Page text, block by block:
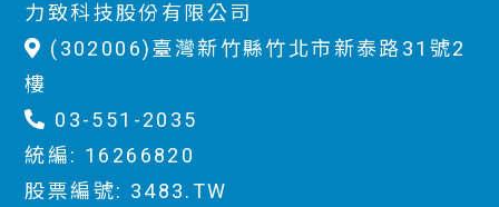
力致科技股份有限公司
(302006)臺灣新竹縣竹北市新泰路31號2
樓
03-551-2035
統編: 16266820
股票編號: 3483.TW